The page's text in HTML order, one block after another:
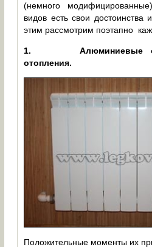
(немного
видов есть свои достоинства
этим рассмотрим поэтапно
1. Алюминиевые
отопления.
Положительные моменты их